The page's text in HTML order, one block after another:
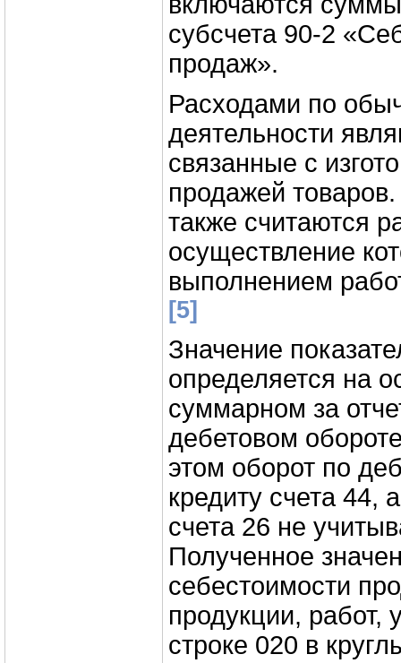
субсчета 90-2
продаж».
Расходами по
деятельности
связанные с
продажей
также считаются
осуществление
выполнением
[5]
Значение
определяется на
суммарном за
дебетовом
этом оборот по
кредиту счета 44,
счета 26 не
Полученное
себестоимости
продукции, работ,
строке 020 в